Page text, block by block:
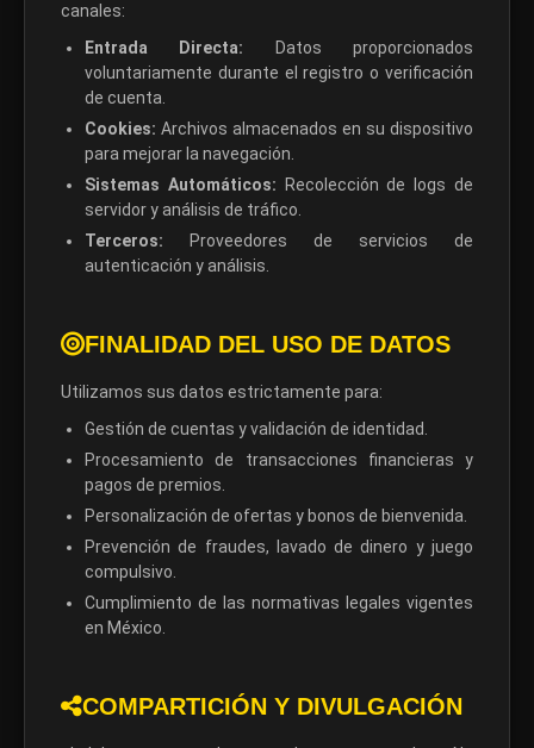
canales:
Entrada Directa: Datos proporcionados
voluntariamente durante el registro o verificación
de cuenta.
Cookies: Archivos almacenados en su dispositivo
para mejorar la navegación.
Sistemas Automáticos: Recolección de logs de
servidor y análisis de tráfico.
Terceros: Proveedores de servicios de
autenticación y análisis.
FINALIDAD DEL USO DE DATOS
Utilizamos sus datos estrictamente para:
Gestión de cuentas y validación de identidad.
Procesamiento de transacciones financieras y
pagos de premios.
Personalización de ofertas y bonos de bienvenida.
Prevención de fraudes, lavado de dinero y juego
compulsivo.
Cumplimiento de las normativas legales vigentes
en México.
COMPARTICIÓN Y DIVULGACIÓN